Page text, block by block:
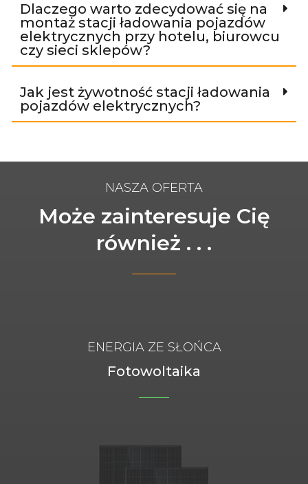
Dlaczego warto zdecydować się na
montaż stacji ładowania pojazdów
elektrycznych przy hotelu, biurowcu
czy sieci sklepów?
Jak jest żywotność stacji ładowania
pojazdów elektrycznych?
NASZA OFERTA
Może zainteresuje Cię
również . . .
ENERGIA ZE SŁOŃCA
Fotowoltaika